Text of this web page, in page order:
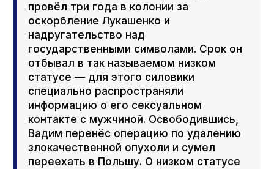
провёл три года в колонии за
оскорбление Лукашенко и
надругательство над
государственными символами. Срок он
отбывал в так называемом низком
статусе — для этого силовики
специально распространяли
информацию о его сексуальном
контакте с мужчиной. Освободившись,
Вадим перенёс операцию по удалению
злокачественной опухоли и сумел
переехать в Польшу. О низком статусе